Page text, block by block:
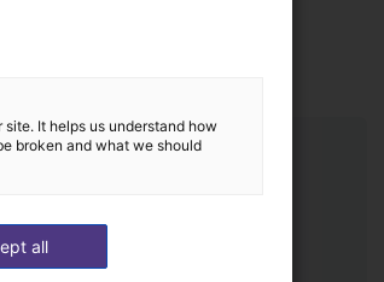
SpA
It helps us understand how
broken and what we should
all